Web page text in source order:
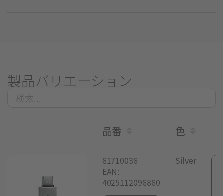
製品バリエーション
品番 色
61710036
EAN:
4025112096860
Silver